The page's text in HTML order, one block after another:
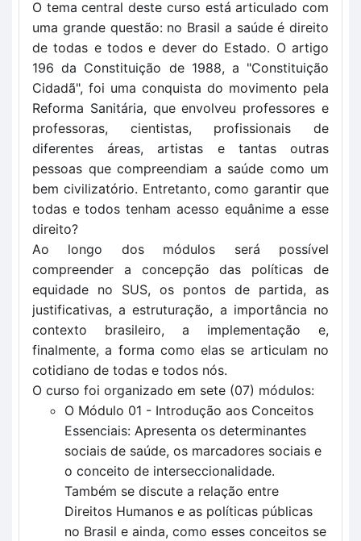
O tema central deste curso está articulado com
uma grande questão: no Brasil a saúde é direito
de todas e todos e dever do Estado. O artigo
196 da Constituição de 1988, a "Constituição
Cidadã", foi uma conquista do movimento pela
Reforma Sanitária, que envolveu professores e
professoras, cientistas, profissionais de
diferentes áreas, artistas e tantas outras
pessoas que compreendiam a saúde como um
bem civilizatório. Entretanto, como garantir que
todas e todos tenham acesso equânime a esse
direito?
Ao longo dos módulos será possível
compreender a concepção das políticas de
equidade no SUS, os pontos de partida, as
justificativas, a estruturação, a importância no
contexto brasileiro, a implementação e,
finalmente, a forma como elas se articulam no
cotidiano de todas e todos nós.
O curso foi organizado em sete (07) módulos:
O Módulo 01 - Introdução aos Conceitos
Essenciais: Apresenta os determinantes
sociais de saúde, os marcadores sociais e
o conceito de interseccionalidade.
Também se discute a relação entre
Direitos Humanos e as políticas públicas
no Brasil e ainda, como esses conceitos se